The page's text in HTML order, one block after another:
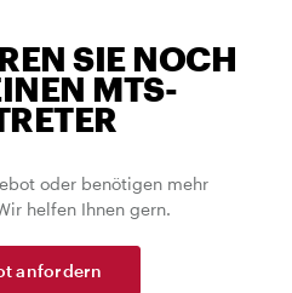
SIE NOCH
MTS-
oder benötigen mehr
helfen Ihnen gern.
anfordern